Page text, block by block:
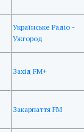
Українське Радіо -
Ужгород
Захід FM+
Закарпаття FM